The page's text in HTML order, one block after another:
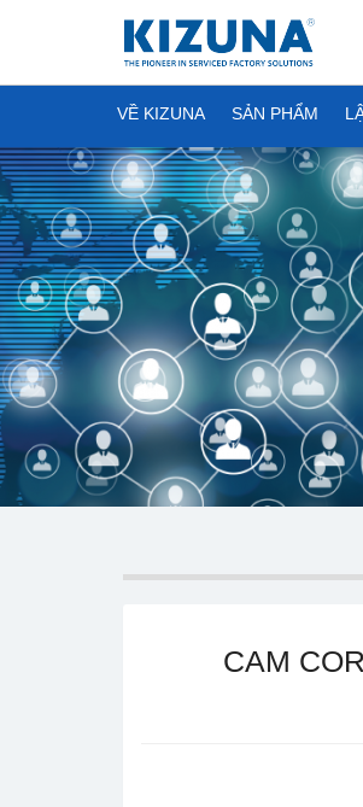
VỀ KIZUNA SẢN PHẨM
CAM